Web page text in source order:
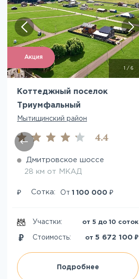
Акция
1 / 6
Коттеджный поселок
Триумфальный
Мытищинский район
4.4
Дмитровское шоссе
28 км от МКАД
₽ Сотка: От 1 100 000 ₽
Участки: от 5 до 10 соток
Стоимость: от 5 672 100 ₽
Подробнее